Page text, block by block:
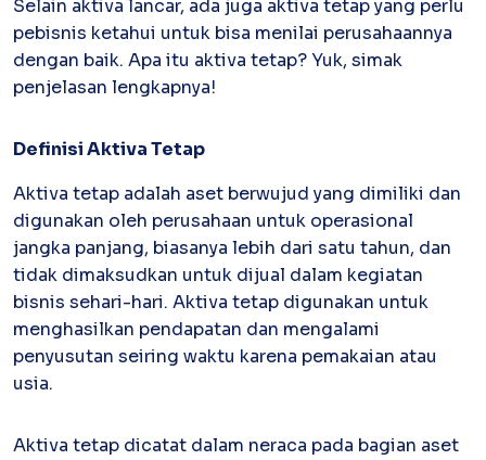
PaperPay Out
Bayar suplier dengan kartu kredit
Paper XB
Bayar luar negeri pakai kartu kredit
Kartu Kredit Bisnis
Satu kartu untuk bisnis & personal
Paper Horizon Card
Kartu korporat expense terlengkap
Supplier Portal
Solusi invoice-to-pay anti ribet
Open API
Selain aktiva lancar, ada juga aktiva tetap yang perlu
pebisnis ketahui untuk bisa menilai perusahaannya
dengan baik. Apa itu aktiva tetap? Yuk, simak
penjelasan lengkapnya!
Definisi Aktiva Tetap
Aktiva tetap adalah aset berwujud yang dimiliki dan
digunakan oleh perusahaan untuk operasional
jangka panjang, biasanya lebih dari satu tahun, dan
tidak dimaksudkan untuk dijual dalam kegiatan
bisnis sehari-hari. Aktiva tetap digunakan untuk
menghasilkan pendapatan dan mengalami
penyusutan seiring waktu karena pemakaian atau
usia.
Aktiva tetap dicatat dalam neraca pada bagian aset